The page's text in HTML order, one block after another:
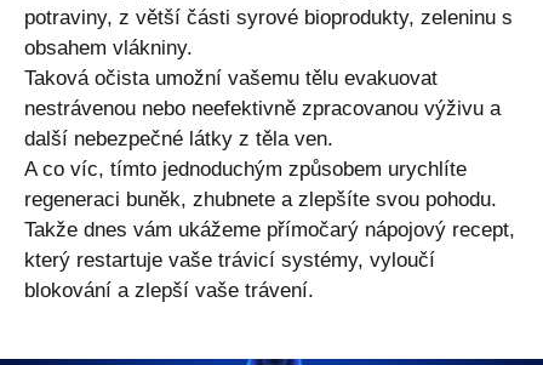
potraviny, z větší části syrové bioprodukty, zeleninu s
obsahem vlákniny.
Taková očista umožní vašemu tělu evakuovat
nestrávenou nebo neefektivně zpracovanou výživu a
další nebezpečné látky z těla ven.
A co víc, tímto jednoduchým způsobem urychlíte
regeneraci buněk, zhubnete a zlepšíte svou pohodu.
Takže dnes vám ukážeme přímočarý nápojový recept,
který restartuje vaše trávicí systémy, vyloučí
blokování a zlepší vaše trávení.